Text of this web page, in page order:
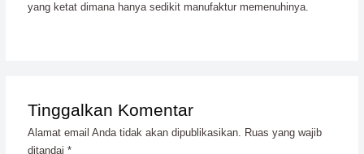
yang ketat dimana hanya sedikit manufaktur memenuhinya.
Tinggalkan Komentar
Alamat email Anda tidak akan dipublikasikan. Ruas yang wajib
ditandai*